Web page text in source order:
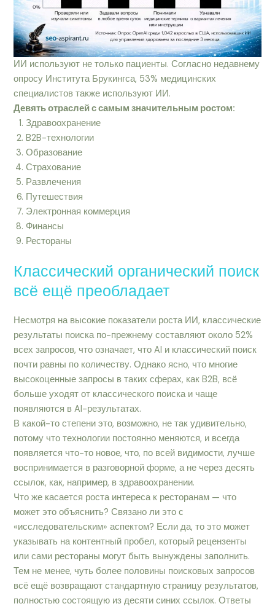
ИИ используют не только пациенты. Согласно недавнему
опросу Института Брукингса, 53% медицинских
специалистов также используют ИИ.
Девять отраслей с самым значительным ростом:
Здравоохранение
B2B-технологии
Образование
Страхование
Развлечения
Путешествия
Электронная коммерция
Финансы
Рестораны
Классический органический поиск
всё ещё преобладает
Несмотря на высокие показатели роста ИИ, классические
результаты поиска по-прежнему составляют около 52%
всех запросов, что означает, что AI и классический поиск
почти равны по количеству. Однако ясно, что многие
высокоценные запросы в таких сферах, как B2B, всё
больше уходят от классического поиска и чаще
появляются в AI-результатах.
В какой-то степени это, возможно, не так удивительно,
потому что технологии постоянно меняются, и всегда
появляется что-то новое, что, по всей видимости, лучше
воспринимается в разговорной форме, а не через десять
ссылок, как, например, в здравоохранении.
Что же касается роста интереса к ресторанам — что
может это объяснить? Связано ли это с
«исследовательским» аспектом? Если да, то это может
указывать на контентный пробел, который рецензенты
или сами рестораны могут быть вынуждены заполнить.
Тем не менее, чуть более половины поисковых запросов
всё ещё возвращают стандартную страницу результатов,
полностью состоящую из десяти синих ссылок. Ответы